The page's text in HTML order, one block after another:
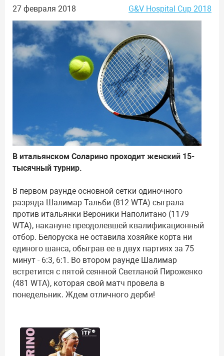
27 февраля 2018 G&V Hospital Cup 2018
В итальянском Соларино проходит женский 15-
тысячный турнир.
В первом раунде основной сетки одиночного
разряда Шалимар Тальби (812 WTA) сыграла
против итальянки Вероники Наполитано (1179
WTA), накануне преодолевшей квалификационный
отбор. Белоруска не оставила хозяйке корта ни
единого шанса, обыграв ее в двух партиях за 75
минут - 6:3, 6:1. Во втором раунде Шалимар
встретится с пятой сеянной Светланой Пироженко
(481 WTA), которая свой матч провела в
понедельник. Ждем отличного дерби!